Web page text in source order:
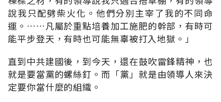
說我只配劈柴火化。他們分別主宰了我的不同命
運。……凡屬於重點培養加工施肥的幹部，有時可
能平步登天，有時也可能無辜被打入地獄。」
直到中共建國後，到今天，還在鼓吹雷鋒精神，也
就是要當黨的螺絲釘。而「黨」就是由領導人來決
定要你當什麼的組織。